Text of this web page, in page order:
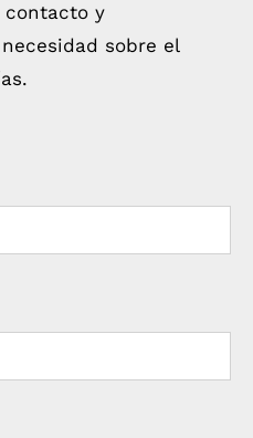
contacto y
sobre el